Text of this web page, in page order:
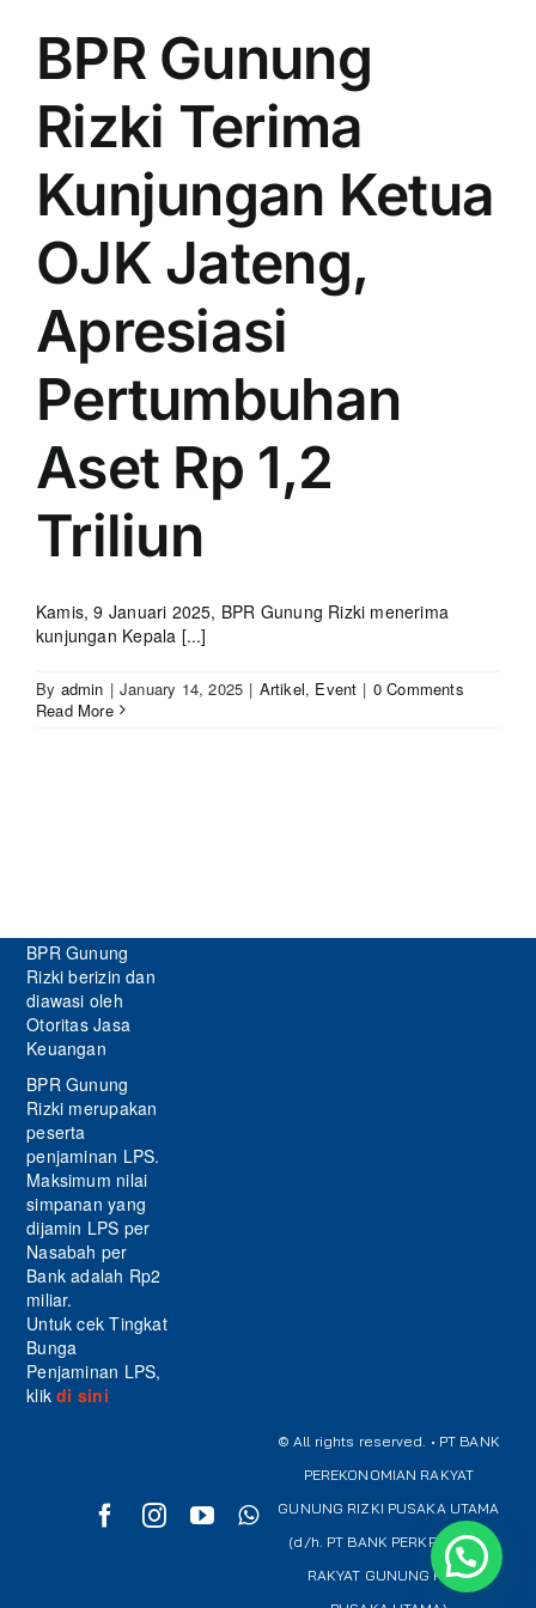
BPR Gunung
Rizki Terima
Kunjungan Ketua
OJK Jateng,
Apresiasi
Pertumbuhan
Aset Rp 1,2
Triliun
Kamis, 9 Januari 2025, BPR Gunung Rizki menerima
kunjungan Kepala [...]
By admin | January 14, 2025 | Artikel, Event | 0 Comments
Read More
BPR Gunung
Rizki berizin dan
diawasi oleh
Otoritas Jasa
Keuangan
BPR Gunung
Rizki merupakan
peserta
penjaminan LPS.
Maksimum nilai
simpanan yang
dijamin LPS per
Nasabah per
Bank adalah Rp2
miliar.
Untuk cek Tingkat
Bunga
Penjaminan LPS,
klik di sini
© All rights reserved. • PT BANK
PEREKONOMIAN RAKYAT
GUNUNG RIZKI PUSAKA UTAMA
(d/h. PT BANK PERKREDITAN
RAKYAT GUNUNG RIZKI